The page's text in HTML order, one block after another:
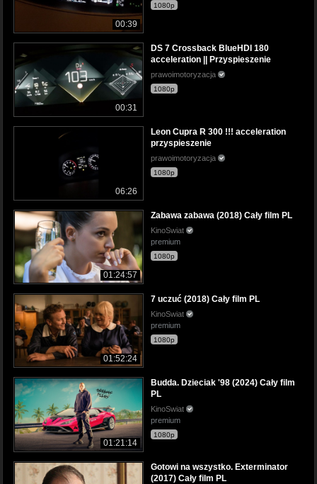
00:39
1080p
00:31
DS 7 Crossback BlueHDI 180
acceleration || Przyspieszenie
prawoimotoryzacja
1080p
06:26
Leon Cupra R 300 !!! acceleration
przyspieszenie
prawoimotoryzacja
1080p
01:24:57
Zabawa zabawa (2018) Cały film PL
KinoSwiat
premium
1080p
01:52:24
7 uczuć (2018) Cały film PL
KinoSwiat
premium
1080p
01:21:14
Budda. Dzieciak '98 (2024) Cały film
PL
KinoSwiat
premium
1080p
Gotowi na wszystko. Exterminator
(2017) Cały film PL